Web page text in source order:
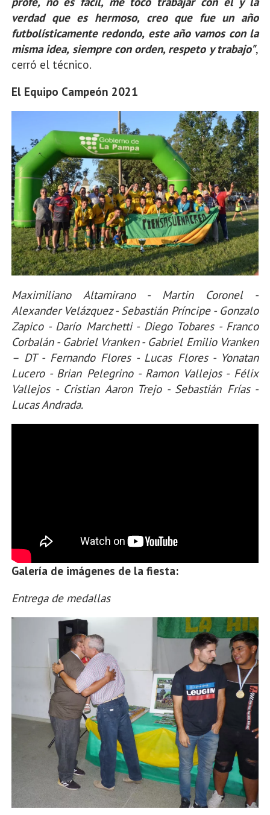
verdad que es hermoso, creo que fue un año
futbolísticamente redondo, este año vamos con la
misma idea, siempre con orden, respeto y trabajo",
cerró el técnico.
El Equipo Campeón 2021
Maximiliano Altamirano - Martin Coronel -
Alexander Velázquez - Sebastián Príncipe - Gonzalo
Zapico - Darío Marchetti - Diego Tobares - Franco
Corbalán - Gabriel Vranken - Gabriel Emilio Vranken
– DT - Fernando Flores - Lucas Flores - Yonatan
Lucero - Brian Pelegrino - Ramon Vallejos - Félix
Vallejos - Cristian Aaron Trejo - Sebastián Frías -
Lucas Andrada.
Galería de imágenes de la fiesta:
Entrega de medallas